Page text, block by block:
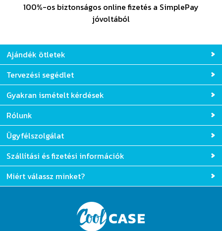
100%-os biztonságos online fizetés a SimplePay
jóvoltából
Ajándék ötletek
Tervezési segédlet
Gyakran ismételt kérdések
Rólunk
Ügyfélszolgálat
Szállítási és fizetési információk
Miért válassz minket?